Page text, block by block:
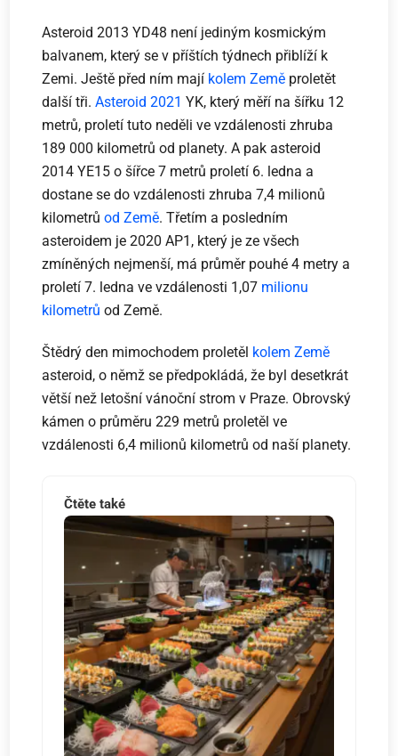
Asteroid 2013 YD48 není jediným kosmickým
balvanem, který se v příštích týdnech přiblíží k
Zemi. Ještě před ním mají kolem Země proletět
další tři.Asteroid 2021 YK, který měří na šířku 12
metrů, proletí tuto neděli ve vzdálenosti zhruba
189 000 kilometrů od planety. A pak asteroid
2014 YE15 o šířce 7 metrů proletí 6. ledna a
dostane se do vzdálenosti zhruba 7,4 milionů
kilometrůod Země. Třetím a posledním
asteroidem je 2020 AP1, který je ze všech
zmíněných nejmenší, má průměr pouhé 4 metry a
proletí 7. ledna ve vzdálenosti 1,07 milionu
kilometrů od Země.
Štědrý den mimochodem proletěl kolem Země
asteroid, o němž se předpokládá, že byl desetkrát
větší než letošní vánoční strom v Praze. Obrovský
kámen o průměru 229 metrů proletěl ve
vzdálenosti 6,4 milionů kilometrů od naší planety.
Čtěte také